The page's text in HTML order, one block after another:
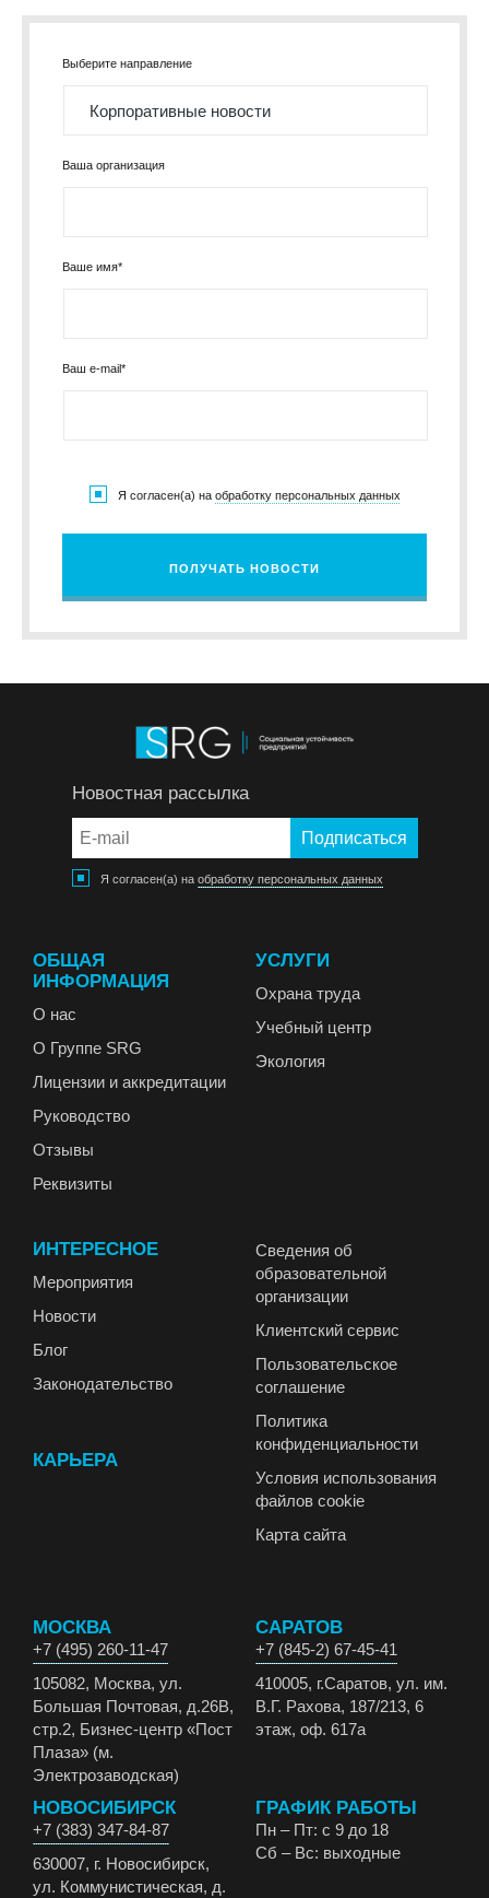
Выберите направление
Ваша организация
Ваше имя*
Ваш e-mail*
Я согласен(а) на обработку персональных данных
ПОЛУЧАТЬ НОВОСТИ
Новостная рассылка
Я согласен(а) на обработку персональных данных
ОБЩАЯ
ИНФОРМАЦИЯ
О нас
О Группе SRG
Лицензии и аккредитации
Руководство
Отзывы
Реквизиты
УСЛУГИ
Охрана труда
Учебный центр
Экология
ИНТЕРЕСНОЕ
Мероприятия
Новости
Блог
Законодательство
КАРЬЕРА
Сведения об
образовательной
организации
Клиентский сервис
Пользовательское
соглашение
Политика
конфиденциальности
Условия использования
файлов cookie
Карта сайта
МОСКВА
+7 (495) 260-11-47
105082, Москва, ул.
Большая Почтовая, д.26В,
стр.2, Бизнес-центр «Пост
Плаза» (м.
Электрозаводская)
САРАТОВ
+7 (845-2) 67-45-41
410005, г.Саратов, ул. им.
В.Г. Рахова, 187/213, 6
этаж, оф. 617а
НОВОСИБИРСК
+7 (383) 347-84-87
630007, г. Новосибирск,
ул. Коммунистическая, д.
ГРАФИК РАБОТЫ
Пн – Пт: с 9 до 18
Сб – Вс: выходные